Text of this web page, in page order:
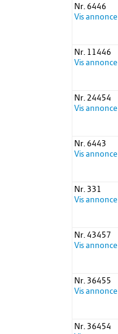
Nr. 6446
Vis annonce
Nr. 11446
Vis annonce
Nr. 24454
Vis annonce
Nr. 6443
Vis annonce
Nr. 331
Vis annonce
Nr. 43457
Vis annonce
Nr. 36455
Vis annonce
Nr. 36454